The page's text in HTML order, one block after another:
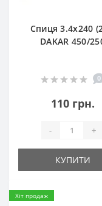
Спиця 3.4х240
DAKAR 450/
0
110 грн.
- +
КУПИТИ
Хіт продаж